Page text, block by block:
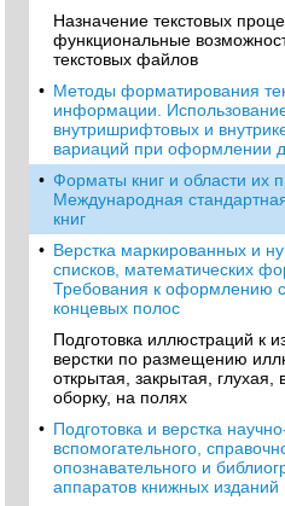
Назначение текстовых
функциональные
текстовых файлов
• Методы форматирования
информации.
внутришрифтовых и
вариаций при оформлении
• Форматы книг и области их
Международная
книг
• Верстка маркированных и
списков, математических
Требования к оформлению
концевых полос
Подготовка иллюстраций к
верстки по размещению
открытая, закрытая, глухая,
оборку, на полях
• Подготовка и верстка
вспомогательного,
опознавательного и
аппаратов книжных изданий